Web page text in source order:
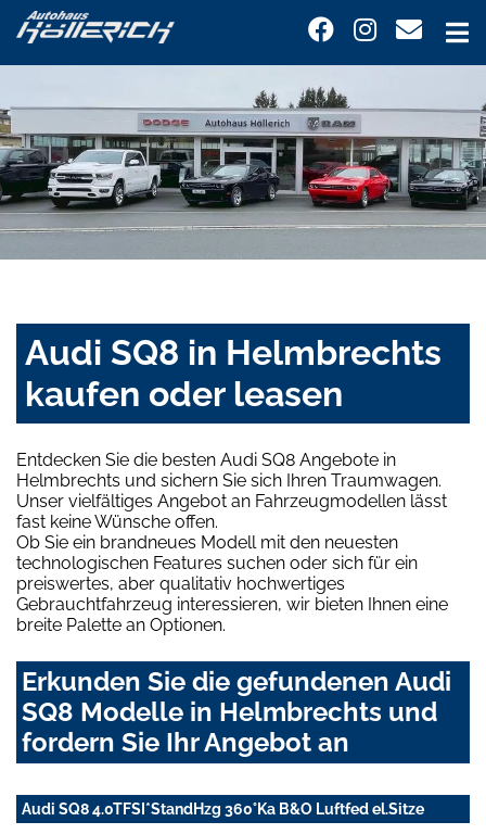
Audi SQ8 in Helmbrechts
kaufen oder leasen
Entdecken Sie die besten Audi SQ8 Angebote in
Helmbrechts und sichern Sie sich Ihren Traumwagen.
Unser vielfältiges Angebot an Fahrzeugmodellen lässt
fast keine Wünsche offen.
Ob Sie ein brandneues Modell mit den neuesten
technologischen Features suchen oder sich für ein
preiswertes, aber qualitativ hochwertiges
Gebrauchtfahrzeug interessieren, wir bieten Ihnen eine
breite Palette an Optionen.
Erkunden Sie die gefundenen Audi
SQ8 Modelle in Helmbrechts und
fordern Sie Ihr Angebot an
Audi SQ8 4.0TFSI*StandHzg 360°Ka B&O Luftfed el.Sitze